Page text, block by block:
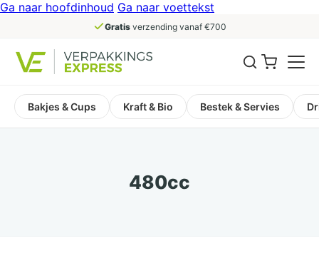
Ga naar hoofdinhoud Ga naar voettekst
Gratisverzending vanaf €700
Bakjes & Cups Kraft & Bio Bestek & Servies
480cc